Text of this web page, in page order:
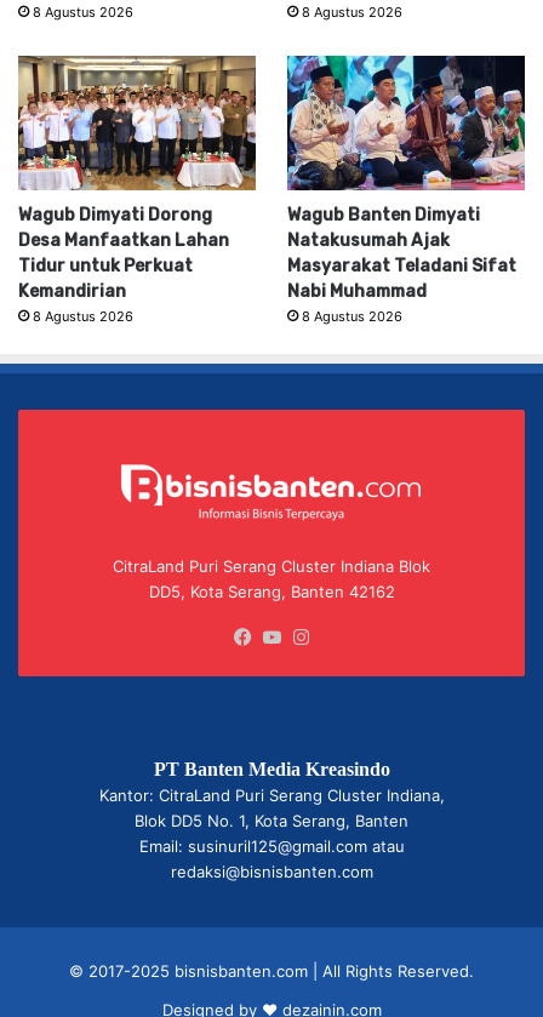
8 Agustus 2026 8 Agustus 2026
Wagub Dimyati Dorong
Desa Manfaatkan Lahan
Tidur untuk Perkuat
Kemandirian
8 Agustus 2026
Wagub Banten Dimyati
Natakusumah Ajak
Masyarakat Teladani Sifat
Nabi Muhammad
8 Agustus 2026
CitraLand Puri Serang Cluster Indiana Blok
DD5, Kota Serang, Banten 42162
Facebook
YouTube
PT Banten Media Kreasindo
Kantor: CitraLand Puri Serang Cluster Indiana,
Blok DD5 No. 1, Kota Serang, Banten
Email: susinuril125@gmail.com atau
redaksi@bisnisbanten.com
© 2017-2025 bisnisbanten.com | All Rights Reserved.
Designed by ❤ dezainin.com